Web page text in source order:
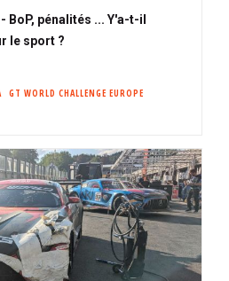
pénalités ... Y'a-t-il
le sport ?
GT WORLD CHALLENGE EUROPE